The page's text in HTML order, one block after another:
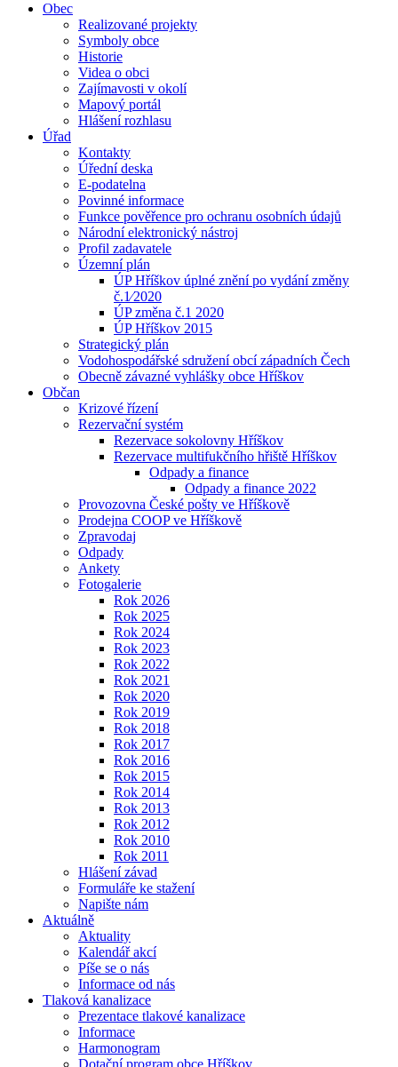
Obec
Realizované projekty
Symboly obce
Historie
Videa o obci
Zajímavosti v okolí
Mapový portál
Hlášení rozhlasu
Úřad
Kontakty
Úřední deska
E-podatelna
Povinné informace
Funkce pověřence pro ochranu osobních údajů
Národní elektronický nástroj
Profil zadavatele
Územní plán
ÚP Hříškov úplné znění po vydání změny
č.1⁄2020
ÚP změna č.1 2020
ÚP Hříškov 2015
Strategický plán
Vodohospodářské sdružení obcí západních Čech
Obecně závazné vyhlášky obce Hříškov
Občan
Krizové řízení
Rezervační systém
Rezervace sokolovny Hříškov
Rezervace multifukčního hřiště Hříškov
Odpady a finance
Odpady a finance 2022
Provozovna České pošty ve Hříškově
Prodejna COOP ve Hříškově
Zpravodaj
Odpady
Ankety
Fotogalerie
Rok 2026
Rok 2025
Rok 2024
Rok 2023
Rok 2022
Rok 2021
Rok 2020
Rok 2019
Rok 2018
Rok 2017
Rok 2016
Rok 2015
Rok 2014
Rok 2013
Rok 2012
Rok 2010
Rok 2011
Hlášení závad
Formuláře ke stažení
Napište nám
Aktuálně
Aktuality
Kalendář akcí
Píše se o nás
Informace od nás
Tlaková kanalizace
Prezentace tlakové kanalizace
Informace
Harmonogram
Dotační program obce Hříškov